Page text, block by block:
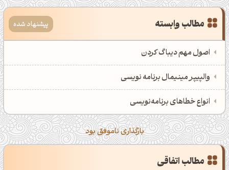
مطالب وابسته پیشنهاد شده
اصول مهم دیباگ کردن
والپیپر مینیمال برنامه نویسی
انواع خطاهای برنامه‌نویسی
بارگذاری ناموفق بود
مطالب اتفاقی
صبحت بخیر❤️
کپل‌آرت رو دنبال کن!
کانال تلگرام
اینستاگرام
اَپ اندروید اَپ ویندوز